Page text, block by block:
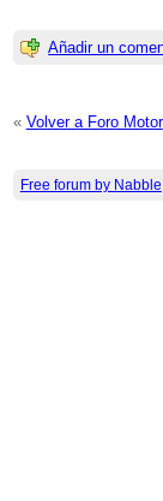
Añadir un
« Volver a Foro Motor
Free forum by Nabble